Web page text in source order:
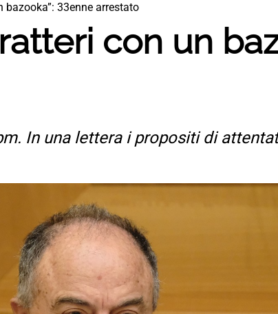
bazooka”: 33enne arrestato
con un
In una lettera i propositi di